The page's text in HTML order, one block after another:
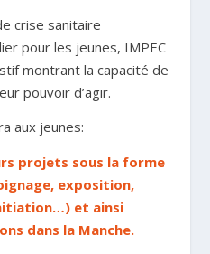
crise sanitaire
pour les jeunes, IMPEC
montrant la capacité de
pouvoir d’agir.
aux jeunes:
projets sous la forme
exposition,
et ainsi
dans la Manche.